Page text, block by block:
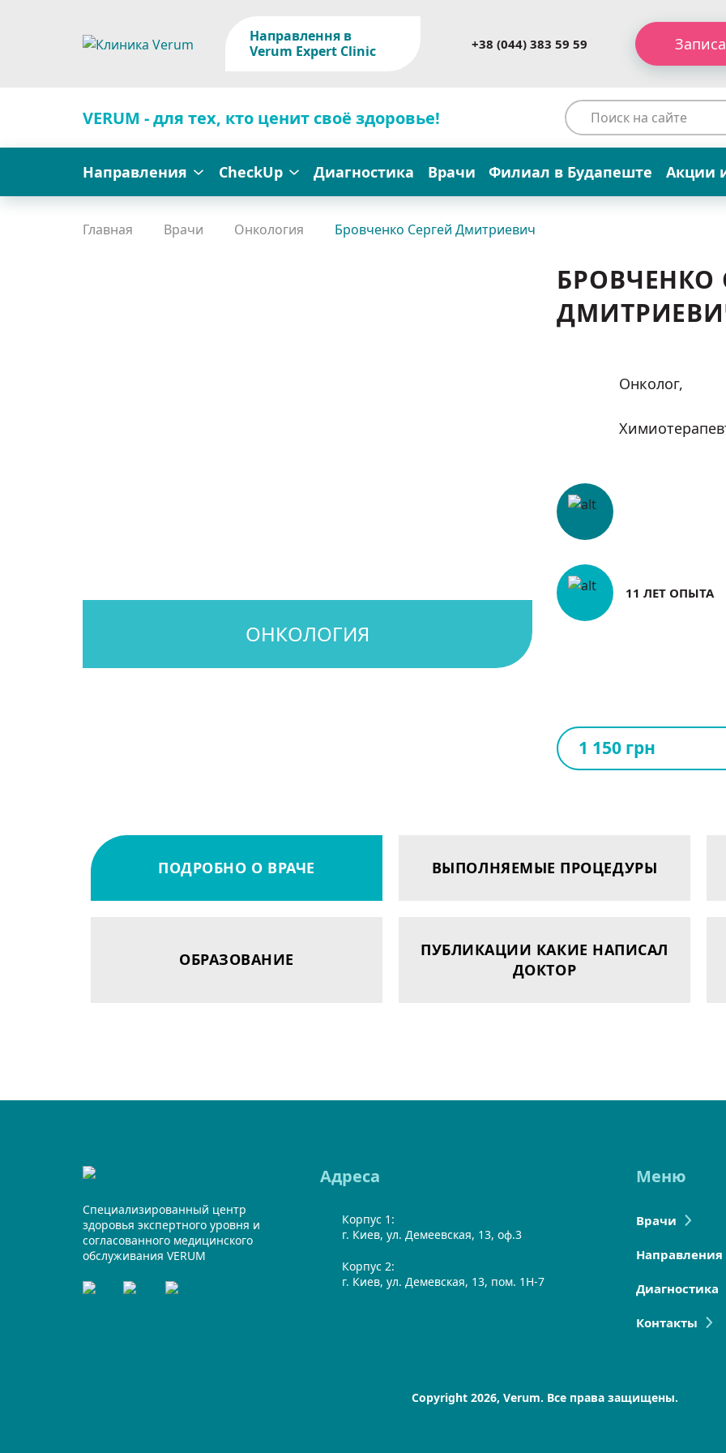
Направлення в
Verum Expert Clinic
+38 (044) 383 59 59
VERUM - для тех, кто ценит своё здоровье!
Направления CheckUp Диагностика Врачи Филиал в Будапеште Акции
Главная Врачи Онкология Бровченко Сергей Дмитриевич
БРОВЧЕНКО
Онколог,
11 ЛЕТ ОПЫТА
1 150 грн
ПОДРОБНО О ВРАЧЕ ВЫПОЛНЯЕМЫЕ ПРОЦЕДУРЫ
ОБРАЗОВАНИЕ
ПУБЛИКАЦИИ КАКИЕ НАПИСАЛ
ДОКТОР
Специализированный центр
здоровья экспертного уровня и
согласованного медицинского
обслуживания VERUM
Адреса
Корпус 1:
г. Киев, ул. Демеевская, 13, оф.3
Корпус 2:
г. Киев, ул. Демевская, 13, пом. 1Н-7
Меню
Врачи
Направления
Диагностика
Контакты
Copyright 2026, Verum. Все права защищены.